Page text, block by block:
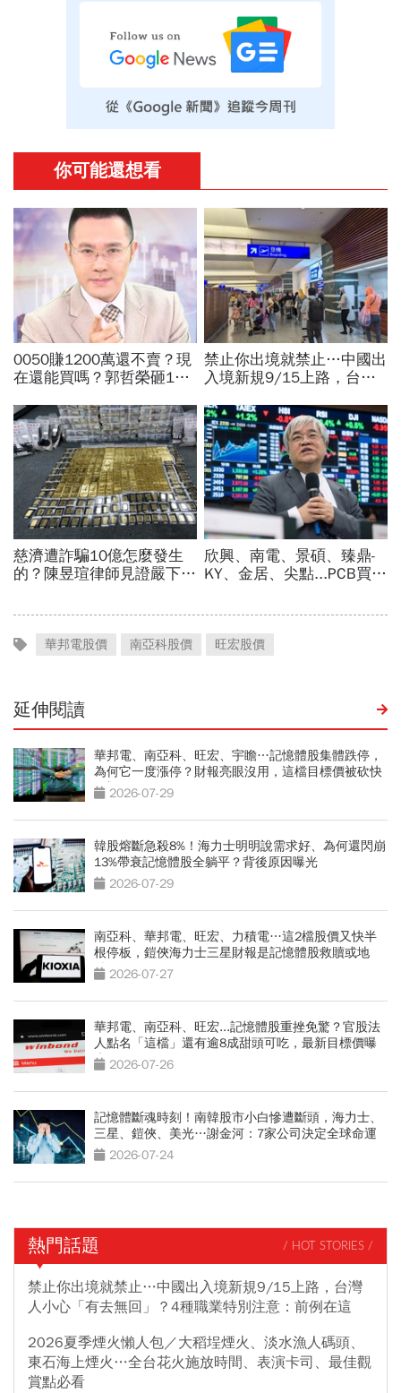
華邦電股價 南亞科股價 旺宏股價
延伸閱讀
華邦電、南亞科、旺宏、宇瞻…記憶體股集體跌停，
為何它一度漲停？財報亮眼沒用，這檔目標價被砍快
3成2026-07-29
韓股熔斷急殺8%！海力士明明說需求好、為何還閃崩
13%帶衰記憶體股全躺平？背後原因曝光
2026-07-29
南亞科、華邦電、旺宏、力積電…這2檔股價又快半
根停板，鎧俠海力士三星財報是記憶體股救贖或地
獄？2026-07-27
華邦電、南亞科、旺宏...記憶體股重挫免驚？官股法
人點名「這檔」還有逾8成甜頭可吃，最新目標價曝
光 2026-07-26
記憶體斷魂時刻！南韓股市小白慘遭斷頭，海力士、
三星、鎧俠、美光…謝金河：7家公司決定全球命運
2026-07-24
熱門話題 / HOT STORIES /
禁止你出境就禁止…中國出入境新規9/15上路，台灣
人小心「有去無回」？4種職業特別注意：前例在這
2026夏季煙火懶人包／大稻埕煙火、淡水漁人碼頭、
東石海上煙火…全台花火施放時間、表演卡司、最佳觀
賞點必看